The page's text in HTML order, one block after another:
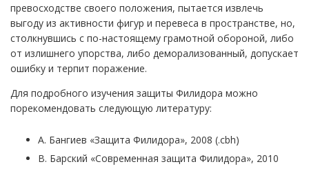
превосходстве своего положения, пытается извлечь
выгоду из активности фигур и перевеса в пространстве, но,
столкнувшись с по-настоящему грамотной обороной, либо
от излишнего упорства, либо деморализованный, допускает
ошибку и терпит поражение.
Для подробного изучения защиты Филидора можно
порекомендовать следующую литературу:
А. Бангиев «Защита Филидора», 2008 (.cbh)
В. Барский «Современная защита Филидора», 2010